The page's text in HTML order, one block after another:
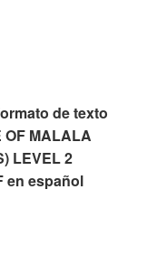
de texto
OF MALALA
LEVEL 2
en español